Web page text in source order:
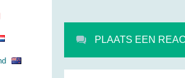
PLAATS EEN